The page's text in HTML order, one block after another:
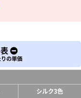
の単価
シルク3色